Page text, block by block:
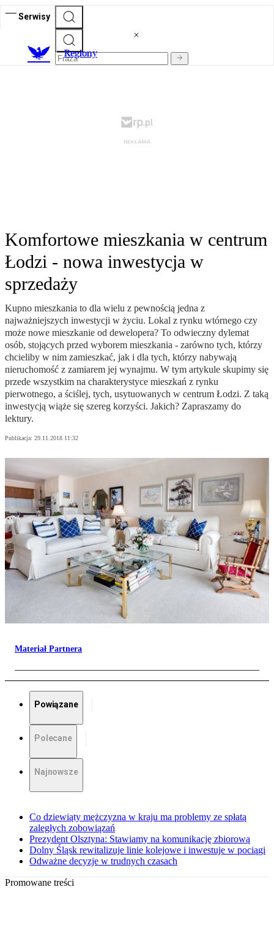
Serwisy
Regiony
Komfortowe mieszkania w centrum
Łodzi - nowa inwestycja w
sprzedaży
Kupno mieszkania to dla wielu z pewnością jedna z
najważniejszych inwestycji w życiu. Lokal z rynku wtórnego czy
może nowe mieszkanie od dewelopera? To odwieczny dylemat
osób, stojących przed wyborem mieszkania - zarówno tych, którzy
chcieliby w nim zamieszkać, jak i dla tych, którzy nabywają
nieruchomość z zamiarem jej wynajmu. W tym artykule skupimy się
przede wszystkim na charakterystyce mieszkań z rynku
pierwotnego, a ściślej, tych, usytuowanych w centrum Łodzi. Z taką
inwestycją wiąże się szereg korzyści. Jakich? Zapraszamy do
lektury.
Publikacja: 29.11.2018 11:32
Materiał Partnera
Powiązane
Polecane
Najnowsze
Co dziewiąty mężczyzna w kraju ma problemy ze spłatą
zaległych zobowiązań
Prezydent Olsztyna: Stawiamy na komunikację zbiorową
Dolny Śląsk rewitalizuje linie kolejowe i inwestuje w pociągi
Odważne decyzje w trudnych czasach
Promowane treści